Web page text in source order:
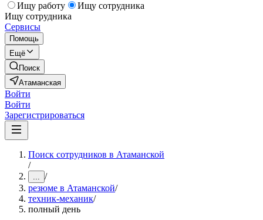
Ищу работу
Ищу сотрудника
Ищу сотрудника
Сервисы
Помощь
Ещё
Поиск
Атаманская
Войти
Войти
Зарегистрироваться
Поиск сотрудников в Атаманской
/
... /
резюме в Атаманской/
техник-механик/
полный день